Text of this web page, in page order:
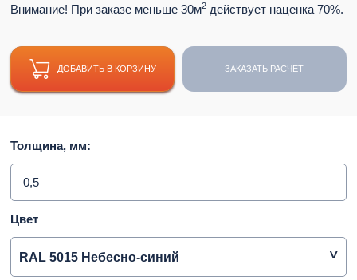
Внимание! При заказе меньше 30м2 действует наценка 70%.
ДОБАВИТЬ В КОРЗИНУ ЗАКАЗАТЬ РАСЧЕТ
Толщина, мм:
0,5
Цвет
RAL 5015 Небесно-синий